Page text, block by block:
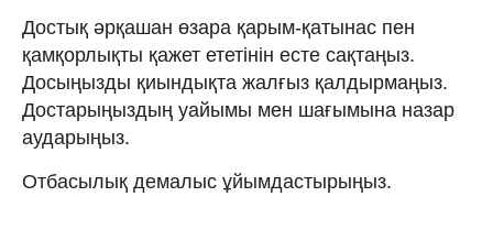
Достық әрқашан өзара қарым-қатынас пен
қамқорлықты қажет ететінін есте сақтаңыз.
Досыңызды қиындықта жалғыз қалдырмаңыз.
Достарыңыздың уайымы мен шағымына назар
аударыңыз.
Отбасылық демалыс ұйымдастырыңыз.